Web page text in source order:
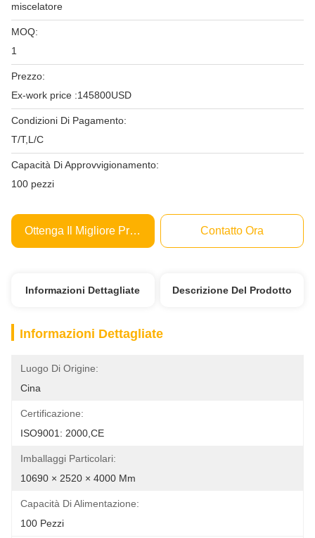
miscelatore
MOQ:
1
Prezzo:
Ex-work price :145800USD
Condizioni Di Pagamento:
T/T,L/C
Capacità Di Approvvigionamento:
100 pezzi
Ottenga Il Migliore Prezzo Contatto Ora
Informazioni Dettagliate Descrizione Del Prodotto
Informazioni Dettagliate
Luogo Di Origine:
Cina
Certificazione:
ISO9001: 2000,CE
Imballaggi Particolari:
10690 × 2520 × 4000 Mm
Capacità Di Alimentazione:
100 Pezzi